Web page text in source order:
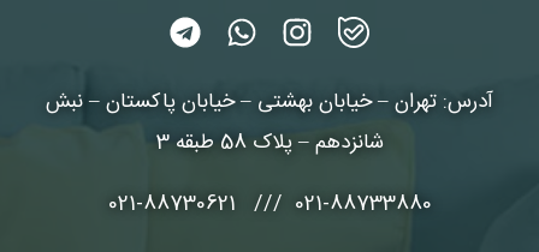
آدرس: تهران – خیابان بهشتی – خیابان پاکستان – نبش
شانزدهم – پلاک 58 طبقه 3
021-88733880 /// 021-88730621